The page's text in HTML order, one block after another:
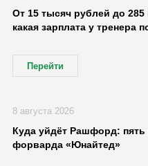
От 15 тысяч рублей до
какая зарплата у тренера
Перейти
Куда уйдёт Рашфорд: пять
форварда «Юнайтед»
8 августа 2026